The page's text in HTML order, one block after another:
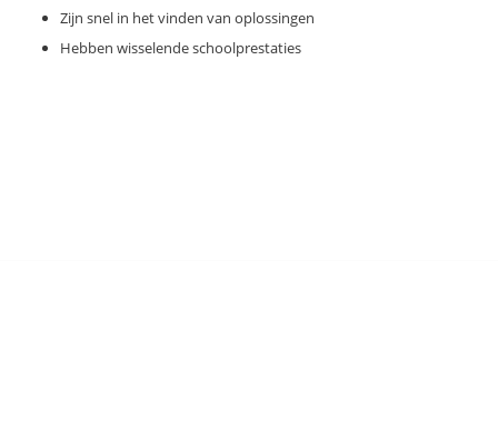
Zijn snel in het vinden van oplossingen
Hebben wisselende schoolprestaties